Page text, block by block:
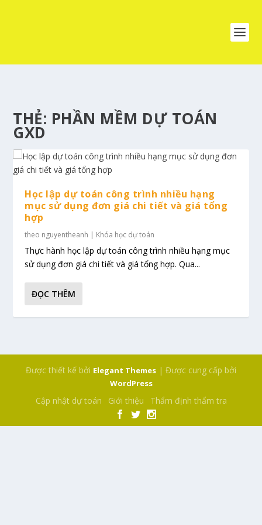
THẺ: PHẦN MỀM DỰ TOÁN
GXD
Học lập dự toán công trình nhiều hạng
mục sử dụng đơn giá chi tiết và giá tổng
hợp​
theo nguyentheanh | Khóa học dự toán
Thực hành học lập dự toán công trình nhiều hạng mục
sử dụng đơn giá chi tiết và giá tổng hợp​. Qua...
ĐỌC THÊM
Được thiết kế bởi Elegant Themes | Được cung cấp bởi
WordPress
Cập nhật dự toán Giới thiệu Thẩm định thẩm tra